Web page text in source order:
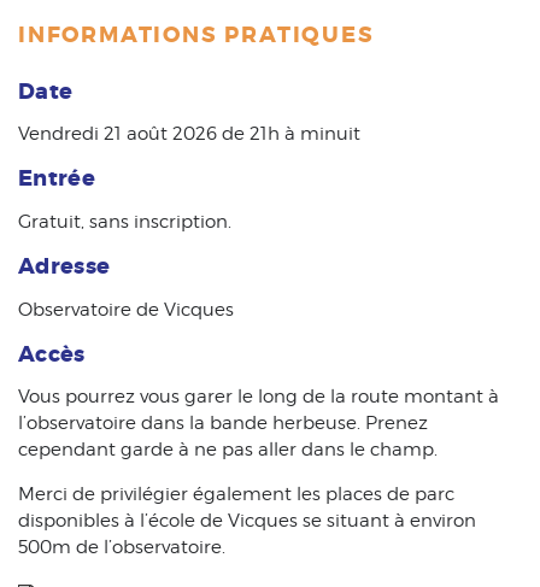
INFORMATIONS PRATIQUES
Date
Vendredi 21 août 2026 de 21h à minuit
Entrée
Gratuit, sans inscription.
Adresse
Observatoire de Vicques
Accès
Vous pourrez vous garer le long de la route montant à
l’observatoire dans la bande herbeuse. Prenez
cependant garde à ne pas aller dans le champ.
Merci de privilégier également les places de parc
disponibles à l’école de Vicques se situant à environ
500m de l’observatoire.